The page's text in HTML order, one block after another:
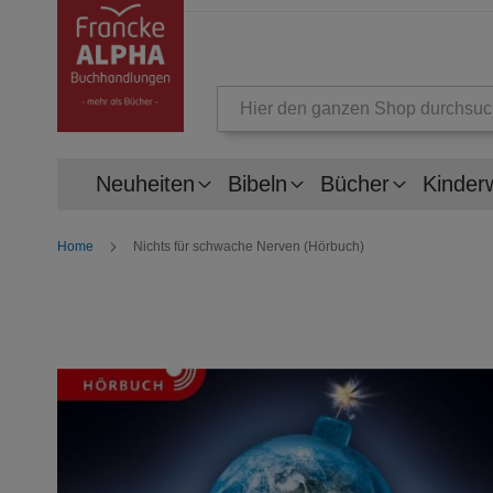
Neuheiten Bibeln Bücher
Home Nichts für schwache Nerven (Hörbuch)
springen